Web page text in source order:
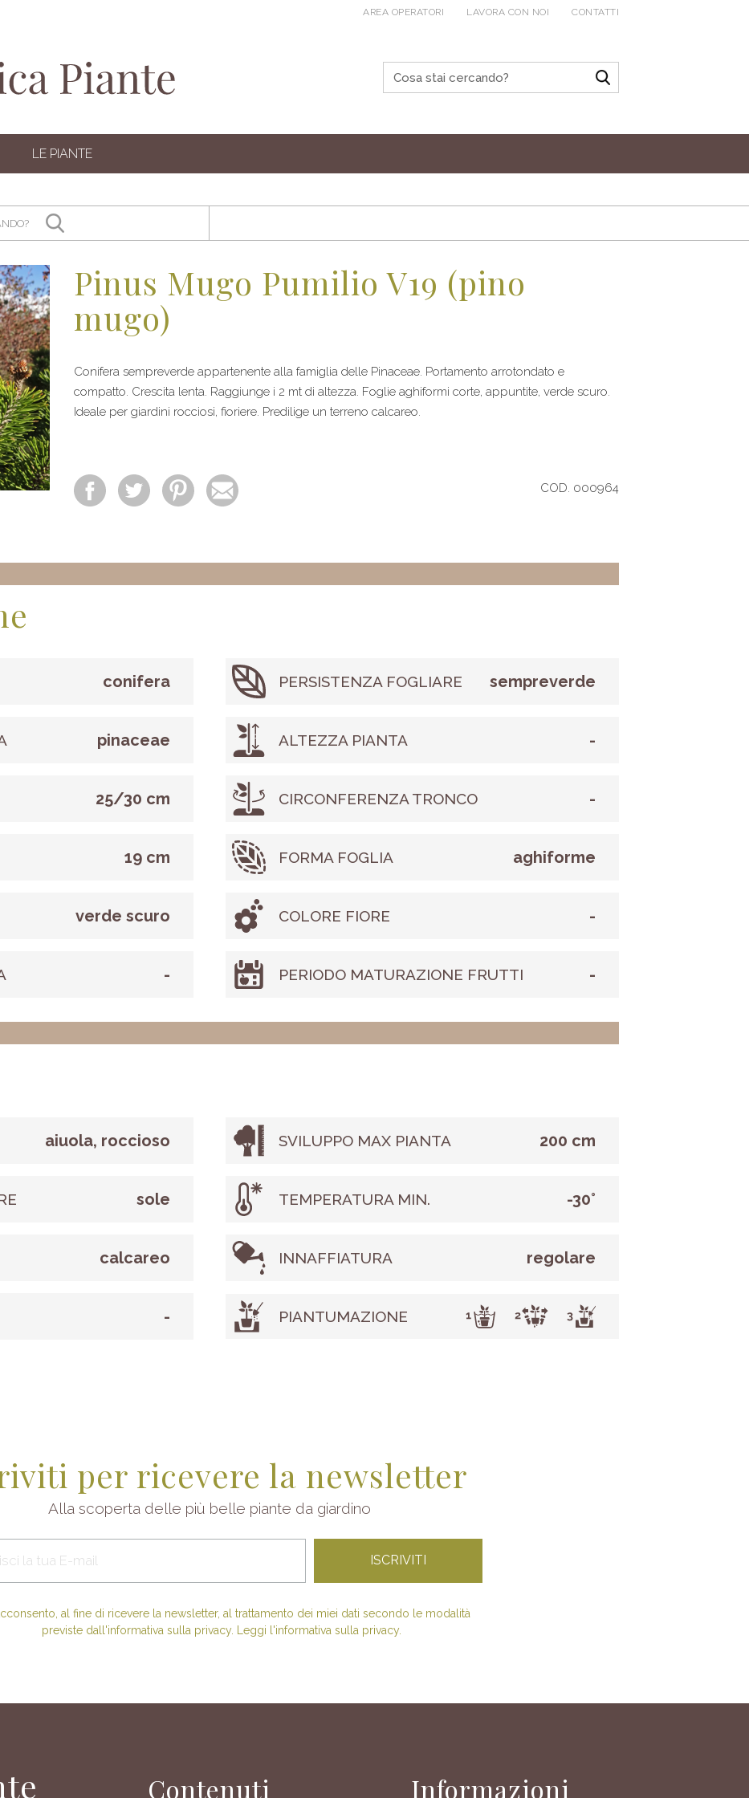
AREA OPERATORI LAVORA CON NOI CONTATTI
LE PIANTE
Pinus Mugo Pumilio V19 (pino
mugo)
Conifera sempreverde appartenente alla famiglia delle Pinaceae. Portamento arrotondato e
compatto. Crescita lenta. Raggiunge i 2 mt di altezza. Foglie aghiformi corte, appuntite, verde scuro.
Ideale per giardini rocciosi, fioriere. Predilige un terreno calcareo.
COD. 000964
conifera PERSISTENZA FOGLIARE sempreverde
pinaceae ALTEZZA PIANTA -
25/30 cm CIRCONFERENZA TRONCO -
19 cm FORMA FOGLIA aghiforme
verde scuro COLORE FIORE -
- PERIODO MATURAZIONE FRUTTI -
aiuola, roccioso SVILUPPO MAX PIANTA 200 cm
sole TEMPERATURA MIN. -30°
calcareo INNAFFIATURA regolare
- PIANTUMAZIONE
per ricevere la newsletter
Alla scoperta delle più belle piante da giardino
al fine di ricevere la newsletter, al trattamento dei miei dati secondo le modalità
previste dall'informativa sulla privacy. Leggi l'informativa sulla privacy.
Contenuti Informazioni